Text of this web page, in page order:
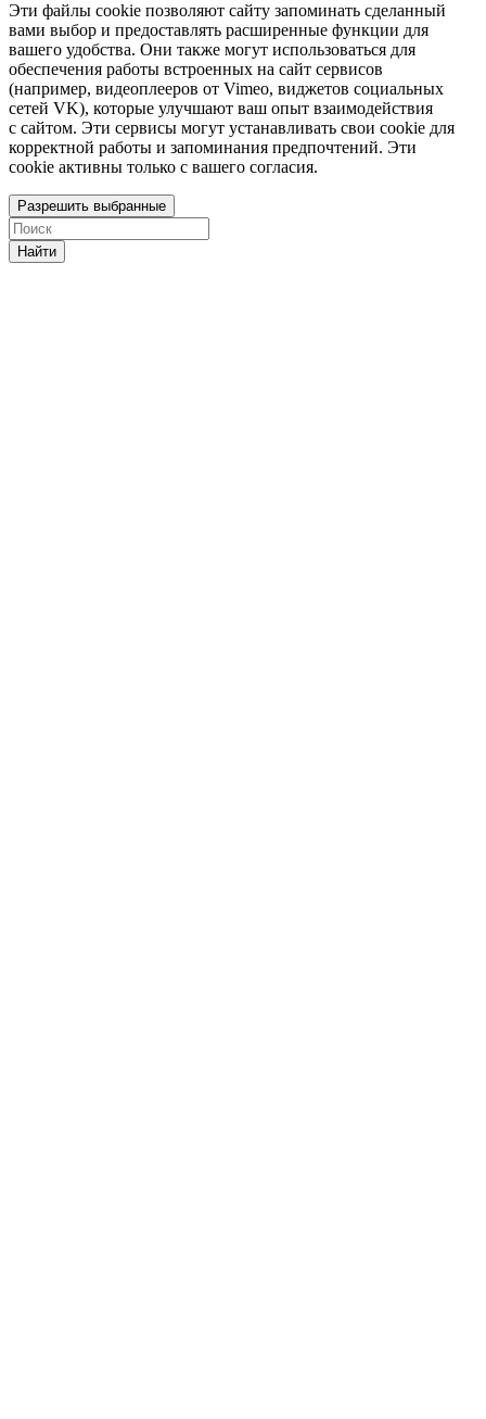
Эти файлы cookie позволяют сайту запоминать сделанный
вами выбор и предоставлять расширенные функции для
вашего удобства. Они также могут использоваться для
обеспечения работы встроенных на сайт сервисов
(например, видеоплееров от Vimeo, виджетов социальных
сетей VK), которые улучшают ваш опыт взаимодействия
с сайтом. Эти сервисы могут устанавливать свои cookie для
корректной работы и запоминания предпочтений. Эти
cookie активны только с вашего согласия.
Разрешить выбранные
Найти